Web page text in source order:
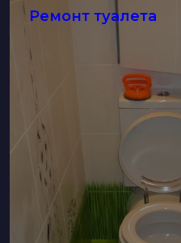
Ремонт туалета